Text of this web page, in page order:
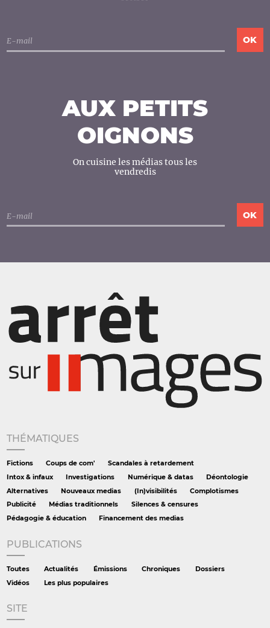
AUX PETITS
OIGNONS
On cuisine les médias tous les
vendredis
THÉMATIQUES
Fictions Coups de com'
Scandales à retardement
Intox & infaux
Investigations Numérique & datas
Déontologie
Alternatives
Nouveaux medias (In)visibilités
Complotismes
Publicité
Médias traditionnels
Silences & censures
Pédagogie & éducation
Financement des medias
PUBLICATIONS
Toutes Actualités Émissions Chroniques
Dossiers
Vidéos
Les plus populaires
SITE